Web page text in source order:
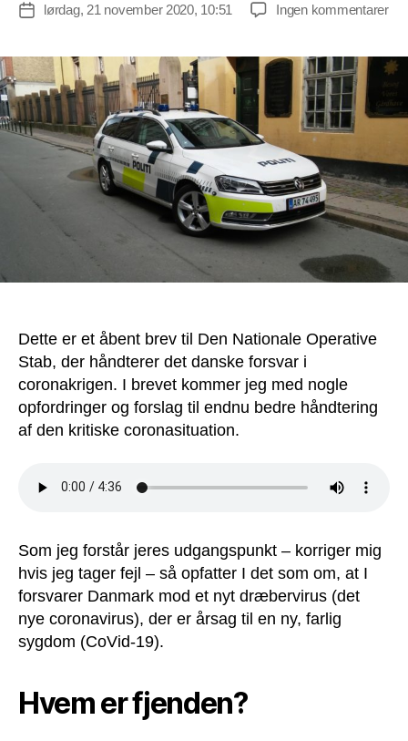
Indlægsdato
lørdag, 21 november 2020, 10:51 Ingen kommentarertil
til
om
Dette er et åbent brev til Den Nationale Operative
Stab, der håndterer det danske forsvar i
coronakrigen. I brevet kommer jeg med nogle
opfordringer og forslag til endnu bedre håndtering
af den kritiske coronasituation.
Som jeg forstår jeres udgangspunkt – korriger mig
hvis jeg tager fejl – så opfatter I det som om, at I
forsvarer Danmark mod et nyt dræbervirus (det
nye coronavirus), der er årsag til en ny, farlig
sygdom (CoVid-19).
Hvem er fjenden?